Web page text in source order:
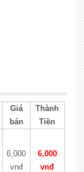
Giá
bán
Thành
Tiền
6,000
vnđ
6,000
vnđ